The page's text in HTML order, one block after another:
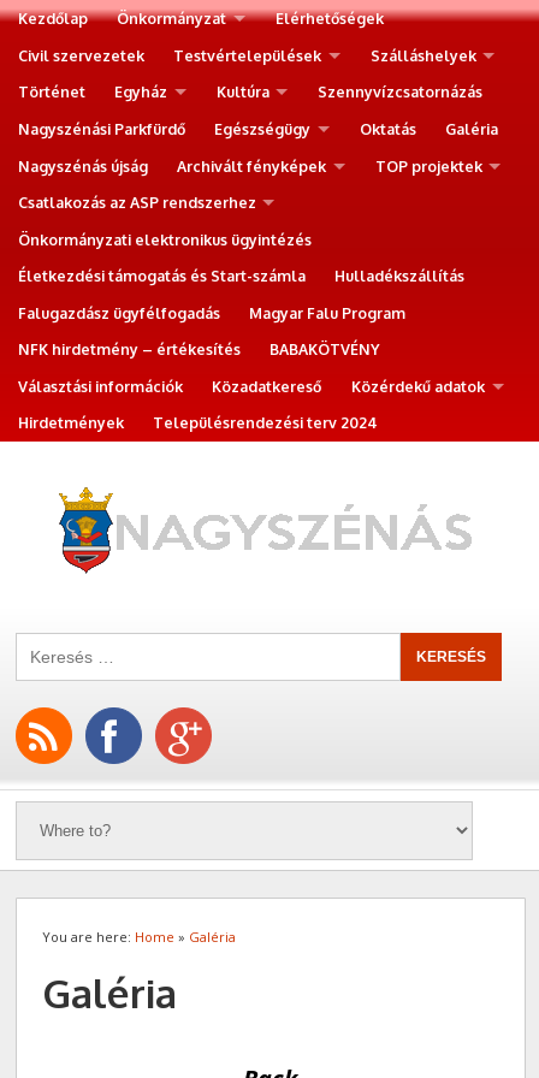
Kezdőlap Önkormányzat
Elérhetőségek
Civil szervezetek
Testvértelepülések
Szálláshelyek
Történet
Egyház Kultúra
Szennyvízcsatornázás
Nagyszénási Parkfürdő
Egészségügy Oktatás
Galéria
Nagyszénás újság
Archivált fényképek
TOP projektek
Csatlakozás az ASP rendszerhez
Önkormányzati elektronikus ügyintézés
Életkezdési támogatás és Start-számla
Hulladékszállítás
Falugazdász ügyfélfogadás
Magyar Falu Program
NFK hirdetmény – értékesítés
BABAKÖTVÉNY
Választási információk
Közadatkereső
Közérdekű adatok
Hirdetmények
Településrendezési terv 2024
You are here: Home » Galéria
Galéria